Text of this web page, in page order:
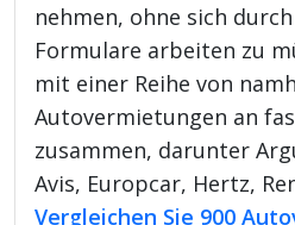
nehmen, ohne sich
Formulare arbeiten zu
mit einer Reihe von
Autovermietungen an
zusammen, darunter
Avis, Europcar, Hertz,
Vergleichen Sie 900